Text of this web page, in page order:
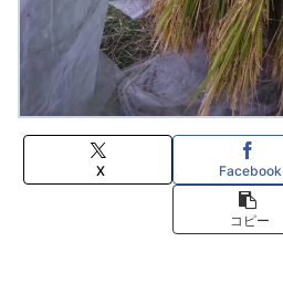
X Facebook
コピー